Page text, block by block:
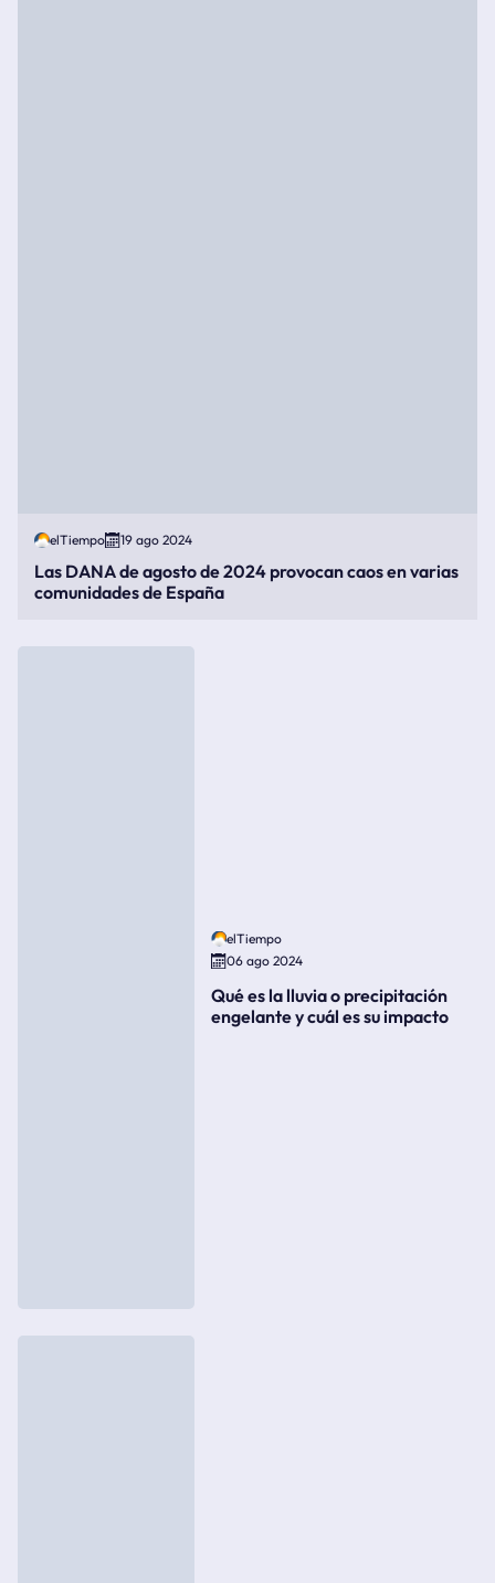
elTiempo 19 ago 2024
Las DANA de agosto de 2024 provocan caos en varias
comunidades de España
elTiempo
06 ago 2024
Qué es la lluvia o precipitación
engelante y cuál es su impacto